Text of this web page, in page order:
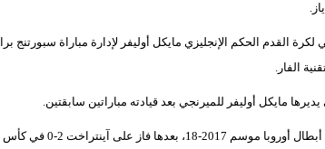
لكرة القدم الحكم الإنجليزي مايكل أوليفر لإدارة مباراة سبورتنج
الفار.
مايكل أوليفر للميرنجي بعد قيادته مباراتين سابقتين.